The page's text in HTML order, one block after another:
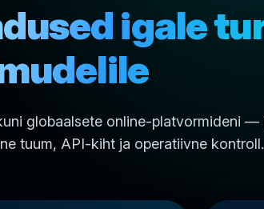
igale
globaalsete online-platvormideni —
tuum, API-kiht ja operatiivne kontroll.